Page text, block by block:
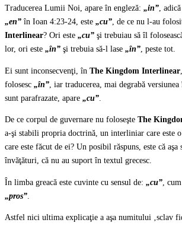
Traducerea Lumii Noi, apare în engleză: „in”, adică
„en” în Ioan 4:23-24, este „cu”, de ce nu l-au
Interlinear? Ori este „cu” şi trebuiau să îl
lor, ori este „în” şi trebuia să-l lase „în”, peste tot.
Ei sunt inconsecvenţi, în The Kingdom Interlinear
folosesc „în” , iar traducerea, mai degrabă
sunt parafrazate, apare „cu”
De ce corpul de guvernare nu foloseşte The
a-şi stabili propria doctrină, un interliniar care este
care este făcut de ei? Un posibil răspuns, este că aşa
învăţături, că nu au suport în textul grecesc.
În limba greacă este cuvinte cu sensul de: „cu” ,
„pros”
Astfel nici ultima explicaţie a aşa numitului ‚sclav